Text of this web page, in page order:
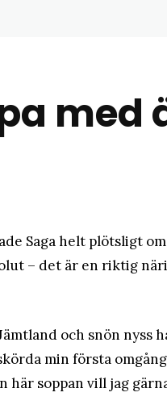
med
Saga helt plötsligt
– det är en riktig
och snön nyss
min första
här soppan vill jag